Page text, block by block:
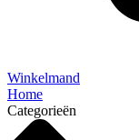
Winkelmand
Home
Categorieën